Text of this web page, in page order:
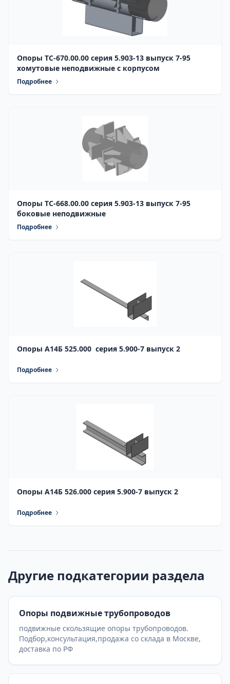
Опоры ТС-670.00.00 серия 5.903-13 выпуск 7-95
хомутовые неподвижные с корпусом
Подробнее
Опоры ТС-668.00.00 серия 5.903-13 выпуск 7-95
боковые неподвижные
Подробнее
Опоры А14Б 525.000 серия 5.900-7 выпуск 2
Подробнее
Опоры А14Б 526.000 серия 5.900-7 выпуск 2
Подробнее
Другие подкатегории раздела
Опоры подвижные трубопроводов
подвижные скользящие опоры трубопроводов.
Подбор,консультация,продажа со склада в Москве,
доставка по РФ